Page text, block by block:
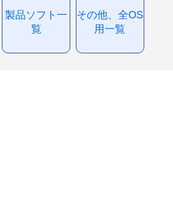
製品ソフト一
覧
その他、全OS
用一覧